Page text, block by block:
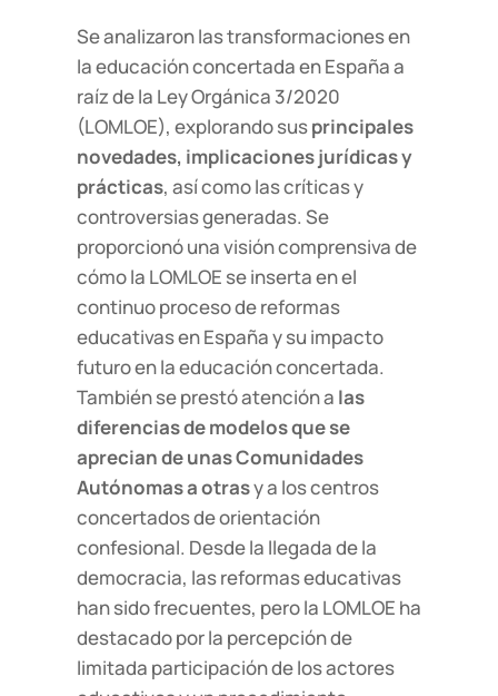
Se analizaron las transformaciones en
la educación concertada en España a
raíz de la Ley Orgánica 3/2020
(LOMLOE), explorando susprincipales
novedades, implicaciones jurídicas y
prácticas, así como las críticas y
controversias generadas. Se
proporcionó una visión comprensiva de
cómo la LOMLOE se inserta en el
continuo proceso de reformas
educativas en España y su impacto
futuro en la educación concertada.
También se prestó atención a las
diferencias de modelos que se
aprecian de unas Comunidades
Autónomas a otrasy a los centros
concertados de orientación
confesional. Desde la llegada de la
democracia, las reformas educativas
han sido frecuentes, pero la LOMLOE ha
destacado por la percepción de
limitada participación de los actores